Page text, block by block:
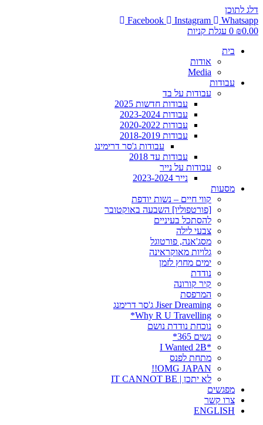
דלג לתוכן
Facebook
Instagram
Whatsapp
₪0.00
0 עגלת קניות
בית
אודות
Media
עבודות
עבודות על בד
עבודות חדשות 2025
עבודות 2023-2024
עבודות 2020-2022
עבודות 2018-2019
עבודות ג'סר דרימינג
עבודות עד 2018
עבודות על נייר
נייר 2023-2024
מסעות
קווי חיים – נשות יודפת
[פורטפוליו] השבעה באוקטובר
להסתכל בעיניים
צבעי לילה
מסג'אנה, פורטוגל
גלויות מאוקראינה
ימים מחוץ לזמן
נודדת
קיר קורונה
המרפסת
Jiser Dreaming ג'סר דרימנג
Why R U Travelling*
נוכחת נודדת נושם
נשים 365*
*I Wanted 2B
מתחת לפנס
OMG JAPAN!!
לא יתכן | IT CANNOT BE
מפגשים
צרו קשר
ENGLISH